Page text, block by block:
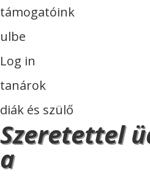
támogatóink
ulbe
Log in
tanárok
diák és szülő
Szeretettel
a